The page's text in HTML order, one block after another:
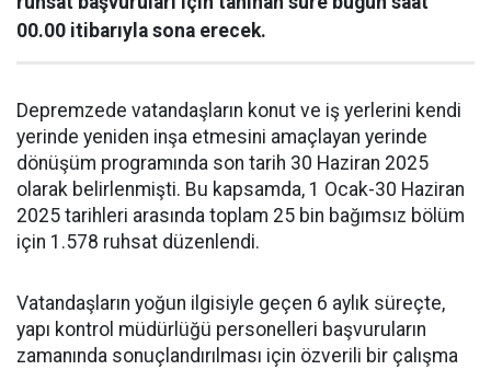
00.00 itibarıyla sona erecek.
Depremzede vatandaşların konut ve iş yerlerini kendi
yerinde yeniden inşa etmesini amaçlayan yerinde
dönüşüm programında son tarih 30 Haziran 2025
olarak belirlenmişti. Bu kapsamda, 1 Ocak-30 Haziran
2025 tarihleri arasında toplam 25 bin bağımsız bölüm
için 1.578 ruhsat düzenlendi.
Vatandaşların yoğun ilgisiyle geçen 6 aylık süreçte,
yapı kontrol müdürlüğü personelleri başvuruların
zamanında sonuçlandırılması için özverili bir çalışma